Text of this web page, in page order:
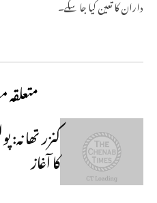
داران کا تعین کیا جا سکے۔
متعلقہ
کنزر تھانہ:
کا آغاز